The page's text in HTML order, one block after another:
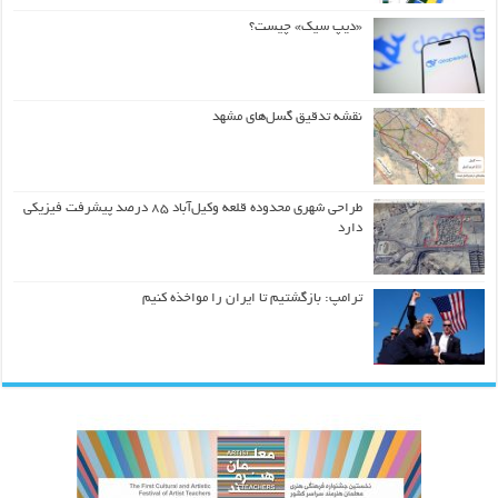
«دیپ سیک» چیست؟
نقشه تدقیق گسل‌های مشهد
طراحی شهری محدوده قلعه وکیل‌آباد ۸۵ درصد پیشرفت فیزیکی
دارد
ترامپ: بازگشتیم تا ایران را مواخذه کنیم